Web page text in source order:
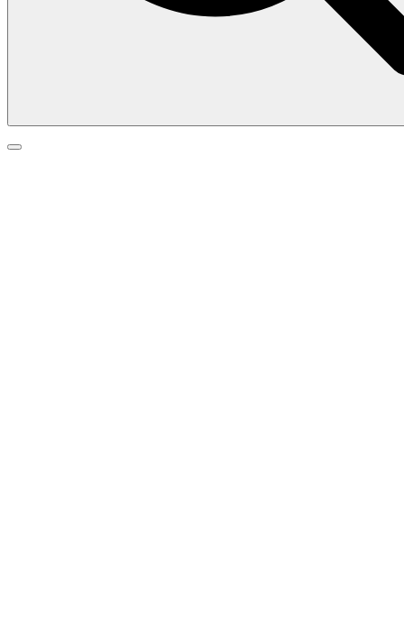
Search
Search
Go